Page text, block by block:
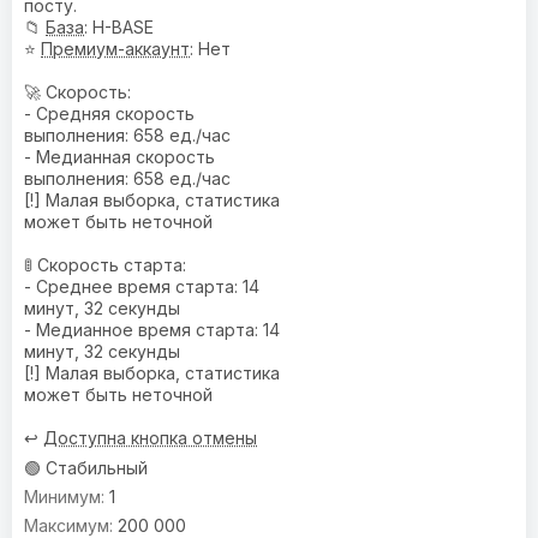
посту.
📁 База: H-BASE
⭐ Премиум-аккаунт: Нет
🚀 Скорость:
- Средняя скорость
выполнения: 658 ед./час
- Медианная скорость
выполнения: 658 ед./час
[!] Малая выборка, статистика
может быть неточной
🚦 Скорость старта:
- Среднее время старта: 14
минут, 32 секунды
- Медианное время старта: 14
минут, 32 секунды
[!] Малая выборка, статистика
может быть неточной
↩️ Доступна кнопка отмены
🟢 Стабильный
1
200 000